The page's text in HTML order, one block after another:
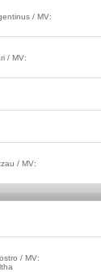
/ MV:
/ MV:
/ MV:
/ MV: